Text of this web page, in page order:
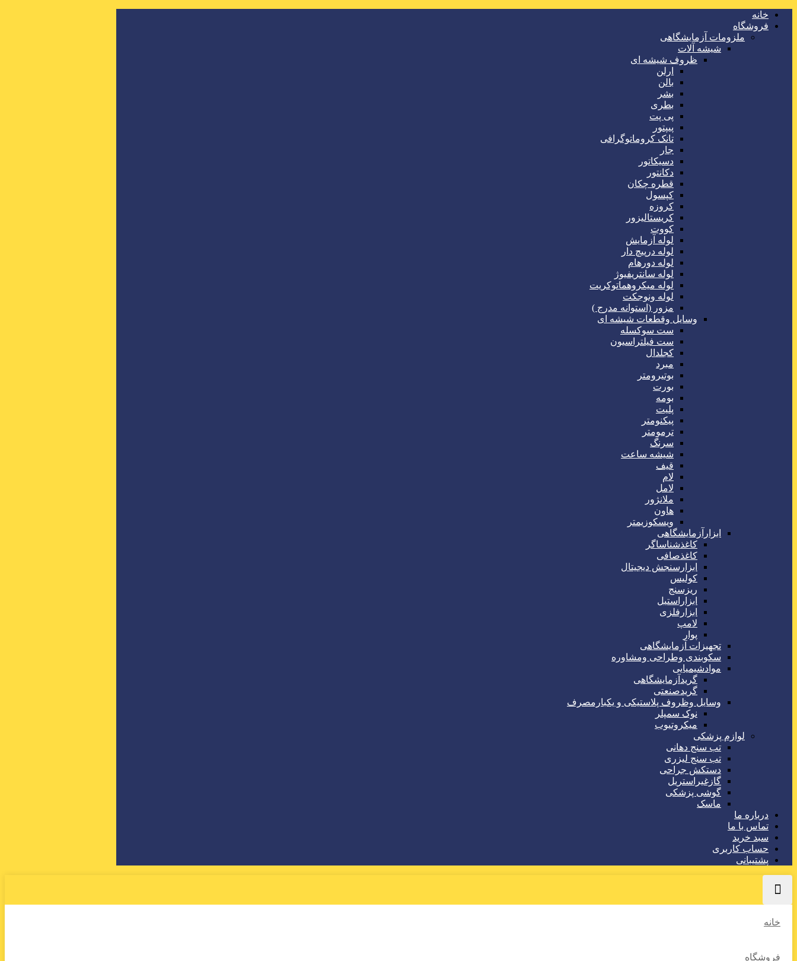
خانه
فروشگاه
ملزومات آزمایشگاهی
شیشه آلات
ظروف شیشه ای
ارلن
بالن
بشر
بطری
پی پت
پیپتور
تانک کروماتوگرافی
جار
دسیکاتور
دکانتور
قطره چکان
کپسول
کروزه
کریستالیزور
کووت
لوله آزمایش
لوله درپیچ دار
لوله دورهام
لوله سانتریفیوژ
لوله میکروهماتوکریت
لوله ونوجکت
مزور (استوانه مدرج )
وسایل وقطعات شیشه ای
ست سوکسله
ست فیلتراسیون
کجلدال
مبرد
بوتیرومتر
بورت
بومه
پلیت
پیکنومتر
ترمومتر
سرنگ
شیشه ساعت
قیف
لام
لامل
ملانژور
هاون
ویسکوزیمتر
ابزارآزمایشگاهی
کاغذشناساگر
کاغذصافی
ابزارسنجش دیجیتال
کولیس
ریزسنج
ابزاراستیل
ابزارفلزی
لامپ
پوار
تجهیزات آزمایشگاهی
سکوبندی وطراحی ومشاوره
موادشیمیایی
گریدآزمایشگاهی
گریدصنعتی
وسایل وظروف پلاستیکی و یکبارمصرف
نوک سمپلر
میکروتیوب
لوازم پزشکی
تب سنج دهانی
تب سنج لیزری
دستکش جراحی
گازغیراستریل
گوشی پزشکی
ماسک
درباره ما
تماس با ما
سبد خرید
حساب کاربری
پشتیبانی
خانه
فروشگاه